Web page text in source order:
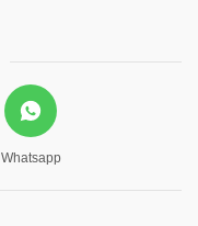
Whatsapp